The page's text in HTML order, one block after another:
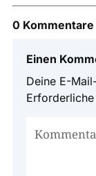
0 Kommentare
Einen
Deine E-